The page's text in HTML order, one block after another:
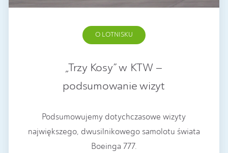
O LOTNISKU
„Trzy Kosy” w KTW –
podsumowanie wizyt
Podsumowujemy dotychczasowe wizyty
największego, dwusilnikowego samolotu świata
Boeinga 777.